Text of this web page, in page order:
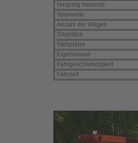
Neigung maximal
Spurweite
Anzahl der Wagen
Sitzplätze
Stehplätze
Eigenmasse
Fahrgeschwindigkeit
Fahrzeit